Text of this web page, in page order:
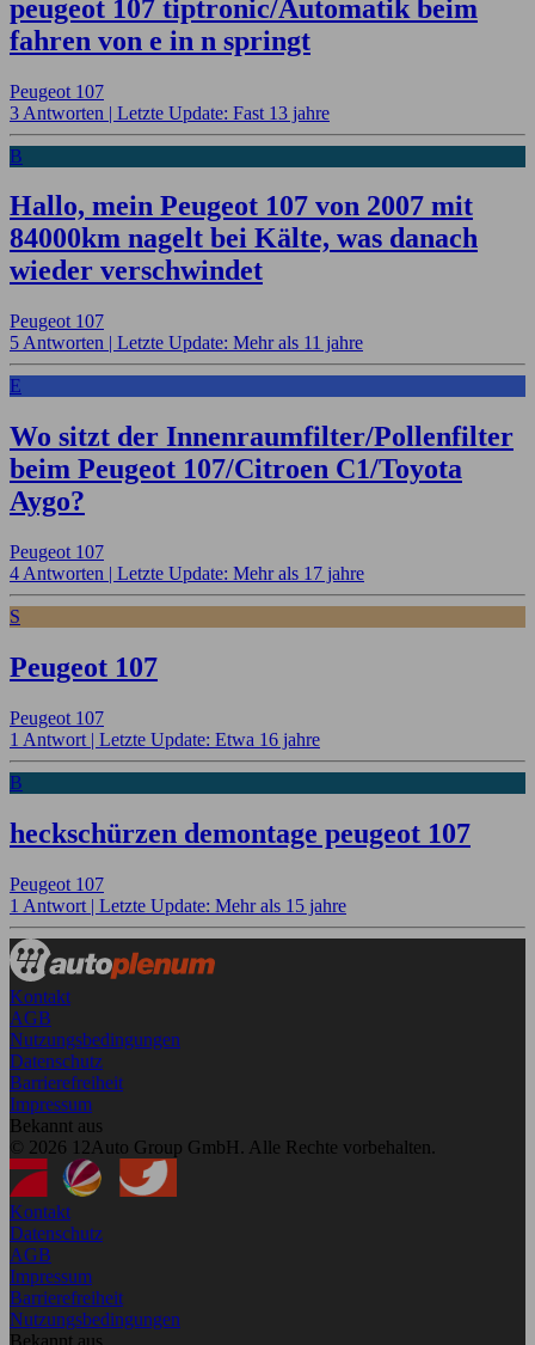
peugeot 107 tiptronic/Automatik beim
fahren von e in n springt
Peugeot 107
3 Antworten | Letzte Update: Fast 13 jahre
B
Hallo, mein Peugeot 107 von 2007 mit
84000km nagelt bei Kälte, was danach
wieder verschwindet
Peugeot 107
5 Antworten | Letzte Update: Mehr als 11 jahre
E
Wo sitzt der Innenraumfilter/Pollenfilter
beim Peugeot 107/Citroen C1/Toyota
Aygo?
Peugeot 107
4 Antworten | Letzte Update: Mehr als 17 jahre
S
Peugeot 107
Peugeot 107
1 Antwort | Letzte Update: Etwa 16 jahre
B
heckschürzen demontage peugeot 107
Peugeot 107
1 Antwort | Letzte Update: Mehr als 15 jahre
Kontakt
AGB
Nutzungsbedingungen
Datenschutz
Barrierefreiheit
Impressum
Bekannt aus
© 2026 12Auto Group GmbH. Alle Rechte vorbehalten.
Kontakt
Datenschutz
AGB
Impressum
Barrierefreiheit
Nutzungsbedingungen
Bekannt aus